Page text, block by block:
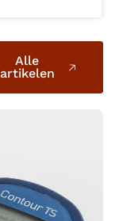
Alle
artikelen